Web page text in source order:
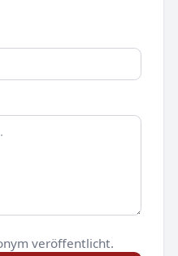
veröffentlicht.